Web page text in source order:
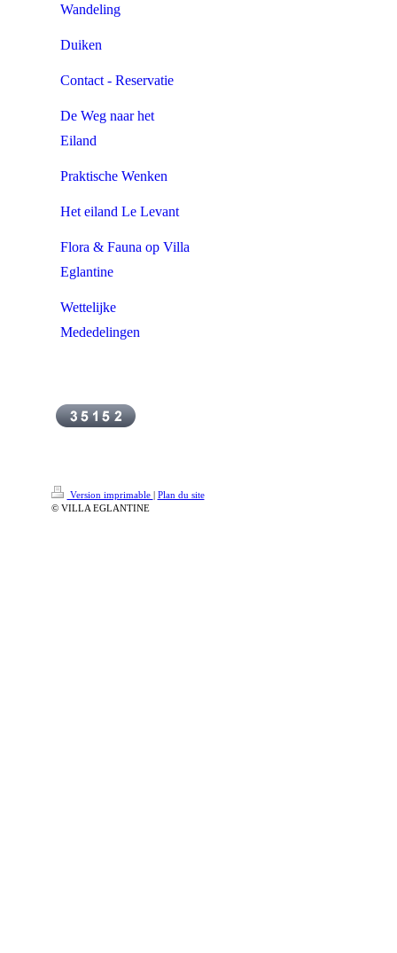
Wandeling
Duiken
Contact - Reservatie
De Weg naar het
Eiland
Praktische Wenken
Het eiland Le Levant
Flora & Fauna op Villa
Eglantine
Wettelijke
Mededelingen
Version imprimable | Plan du site
© VILLA EGLANTINE